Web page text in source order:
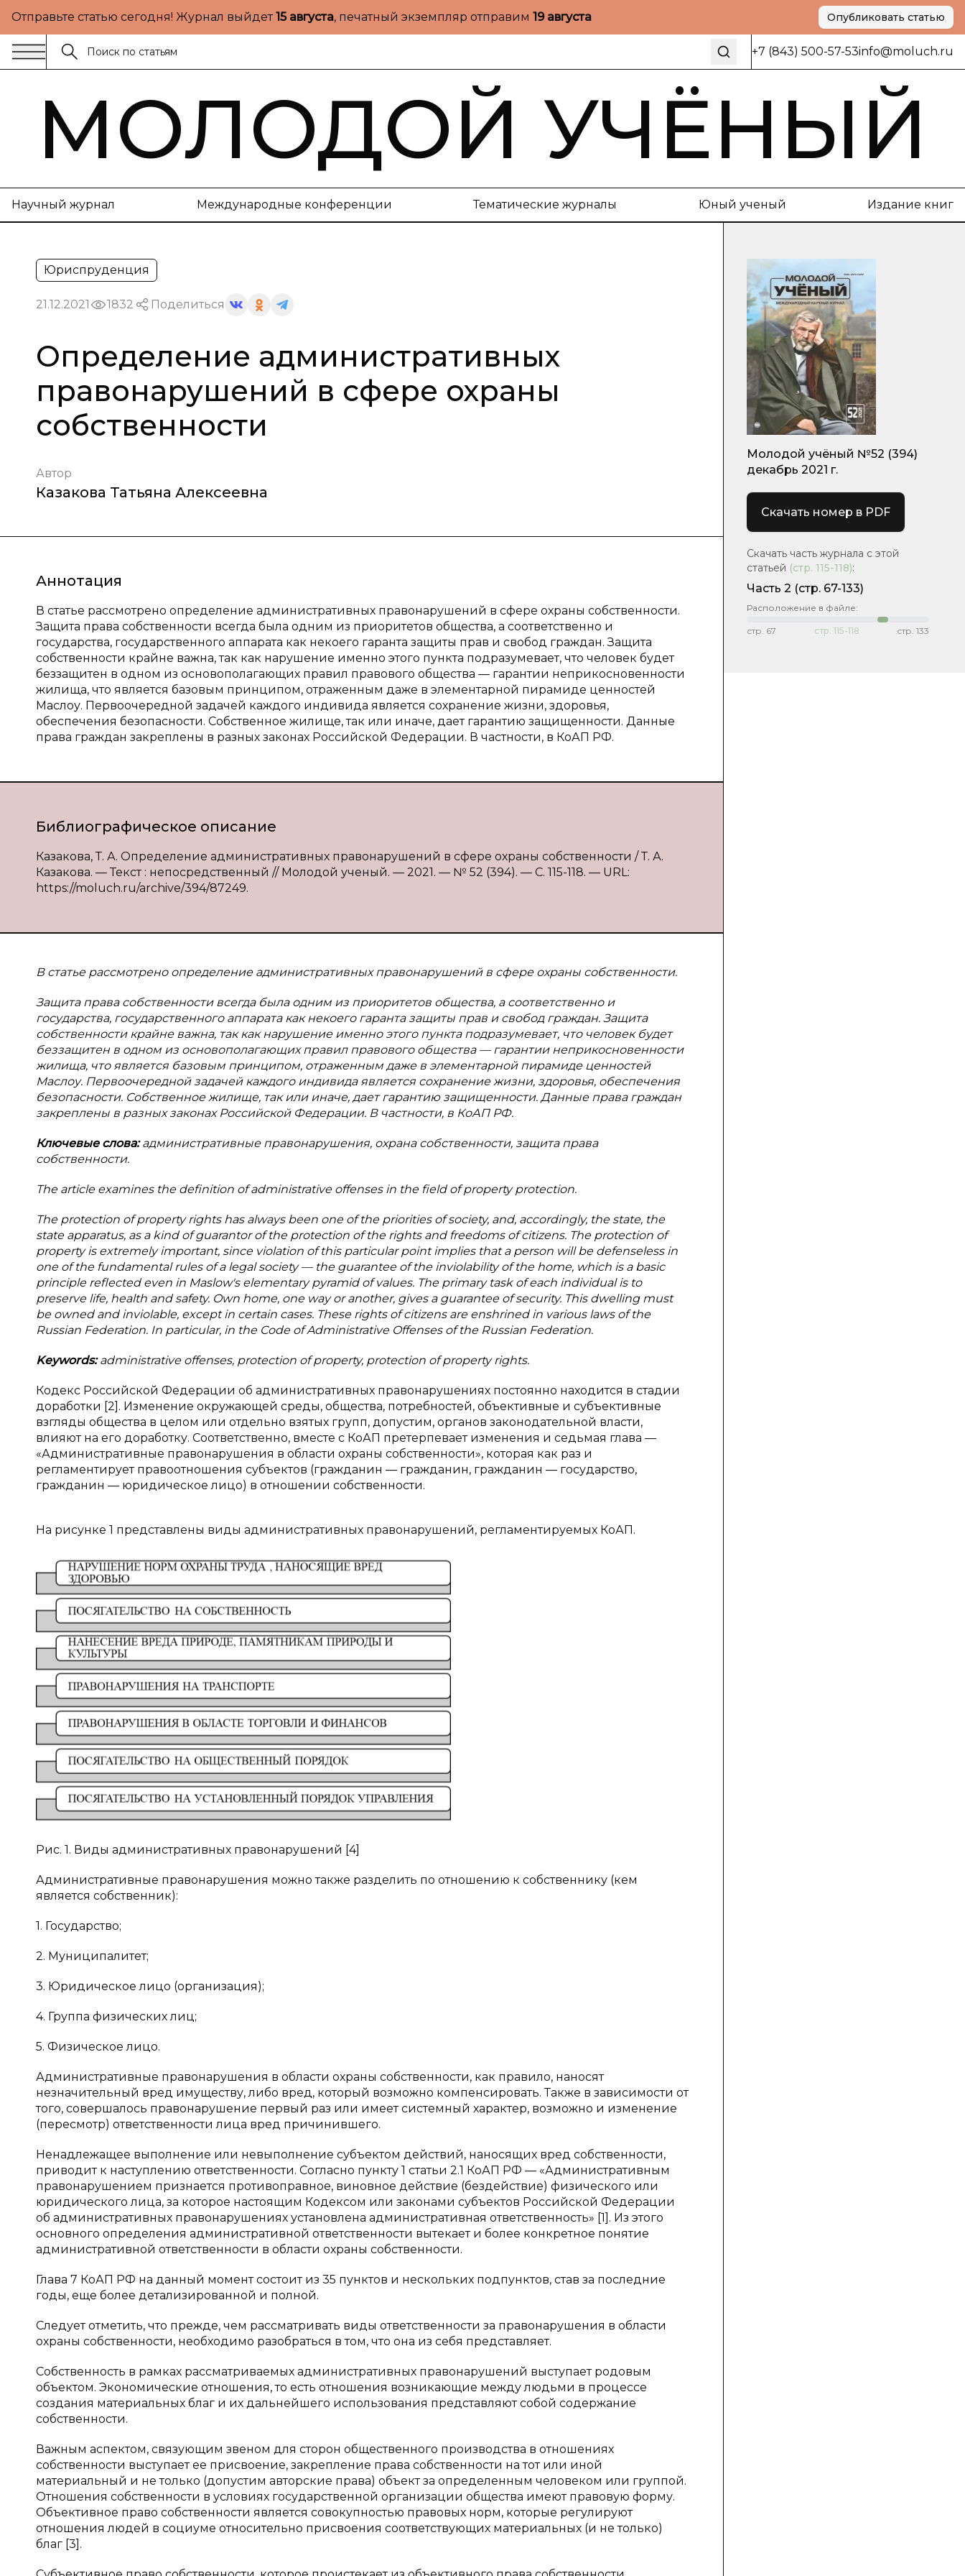
Отправьте статью сегодня! Журнал выйдет15 августа, печатный экземпляр отправим 19 августа Опубликовать статью
+7 (843) 500-57-53info@moluch.ru
МОЛОДОЙ УЧЁНЫЙ
Научный журнал Международные конференции Тематические журналы Юный ученый Издание книг
Юриспруденция
21.12.2021 1832 Поделиться
Определение административных
правонарушений в сфере охраны
собственности
Автор
Казакова Татьяна Алексеевна
Аннотация
В статье рассмотрено определение административных правонарушений в сфере охраны собственности.
Защита права собственности всегда была одним из приоритетов общества, а соответственно и
государства, государственного аппарата как некоего гаранта защиты прав и свобод граждан. Защита
собственности крайне важна, так как нарушение именно этого пункта подразумевает, что человек будет
беззащитен в одном из основополагающих правил правового общества — гарантии неприкосновенности
жилища, что является базовым принципом, отраженным даже в элементарной пирамиде ценностей
Маслоу. Первоочередной задачей каждого индивида является сохранение жизни, здоровья,
обеспечения безопасности. Собственное жилище, так или иначе, дает гарантию защищенности. Данные
права граждан закреплены в разных законах Российской Федерации. В частности, в КоАП РФ.
Библиографическое описание
Казакова, Т. А. Определение административных правонарушений в сфере охраны собственности / Т. А.
Казакова. — Текст : непосредственный // Молодой ученый. — 2021. — № 52 (394). — С. 115-118. — URL:
https://moluch.ru/archive/394/87249.
В статье рассмотрено определение административных правонарушений в сфере охраны собственности.
Защита права собственности всегда была одним из приоритетов общества, а соответственно и
государства, государственного аппарата как некоего гаранта защиты прав и свобод граждан. Защита
собственности крайне важна, так как нарушение именно этого пункта подразумевает, что человек будет
беззащитен в одном из основополагающих правил правового общества — гарантии неприкосновенности
жилища, что является базовым принципом, отраженным даже в элементарной пирамиде ценностей
Маслоу. Первоочередной задачей каждого индивида является сохранение жизни, здоровья, обеспечения
безопасности. Собственное жилище, так или иначе, дает гарантию защищенности. Данные права граждан
закреплены в разных законах Российской Федерации. В частности, в КоАП РФ.
Ключевые слова:административные правонарушения, охрана собственности, защита права
собственности.
The article examines the definition of administrative offenses in the field of property protection.
The protection of property rights has always been one of the priorities of society, and, accordingly, the state, the
state apparatus, as a kind of guarantor of the protection of the rights and freedoms of citizens. The protection of
property is extremely important, since violation of this particular point implies that a person will be defenseless in
one of the fundamental rules of a legal society — the guarantee of the inviolability of the home, which is a basic
principle reflected even in Maslow's elementary pyramid of values. The primary task of each individual is to
preserve life, health and safety. Own home, one way or another, gives a guarantee of security. This dwelling must
be owned and inviolable, except in certain cases. These rights of citizens are enshrined in various laws of the
Russian Federation. In particular, in the Code of Administrative Offenses of the Russian Federation.
Keywords:administrative offenses, protection of property, protection of property rights.
Кодекс Российской Федерации об административных правонарушениях постоянно находится в стадии
доработки [2]. Изменение окружающей среды, общества, потребностей, объективные и субъективные
взгляды общества в целом или отдельно взятых групп, допустим, органов законодательной власти,
влияют на его доработку. Соответственно, вместе с КоАП претерпевает изменения и седьмая глава —
«Административные правонарушения в области охраны собственности», которая как раз и
регламентирует правоотношения субъектов (гражданин — гражданин, гражданин — государство,
гражданин — юридическое лицо) в отношении собственности.
На рисунке 1 представлены виды административных правонарушений, регламентируемых КоАП.
Рис. 1. Виды административных правонарушений [4]
Административные правонарушения можно также разделить по отношению к собственнику (кем
является собственник):
1. Государство;
2. Муниципалитет;
3. Юридическое лицо (организация);
4. Группа физических лиц;
5. Физическое лицо.
Административные правонарушения в области охраны собственности, как правило, наносят
незначительный вред имуществу, либо вред, который возможно компенсировать. Также в зависимости от
того, совершалось правонарушение первый раз или имеет системный характер, возможно и изменение
(пересмотр) ответственности лица вред причинившего.
Ненадлежащее выполнение или невыполнение субъектом действий, наносящих вред собственности,
приводит к наступлению ответственности. Согласно пункту 1 статьи 2.1 КоАП РФ — «Административным
правонарушением признается противоправное, виновное действие (бездействие) физического или
юридического лица, за которое настоящим Кодексом или законами субъектов Российской Федерации
об административных правонарушениях установлена административная ответственность» [1]. Из этого
основного определения административной ответственности вытекает и более конкретное понятие
административной ответственности в области охраны собственности.
Глава 7 КоАП РФ на данный момент состоит из 35 пунктов и нескольких подпунктов, став за последние
годы, еще более детализированной и полной.
Следует отметить, что прежде, чем рассматривать виды ответственности за правонарушения в области
охраны собственности, необходимо разобраться в том, что она из себя представляет.
Собственность в рамках рассматриваемых административных правонарушений выступает родовым
объектом. Экономические отношения, то есть отношения возникающие между людьми в процессе
создания материальных благ и их дальнейшего использования представляют собой содержание
собственности.
Важным аспектом, связующим звеном для сторон общественного производства в отношениях
собственности выступает ее присвоение, закрепление права собственности на тот или иной
материальный и не только (допустим авторские права) объект за определенным человеком или группой.
Отношения собственности в условиях государственной организации общества имеют правовую форму.
Объективное право собственности является совокупностью правовых норм, которые регулируют
отношения людей в социуме относительно присвоения соответствующих материальных (и не только)
благ [3].
Молодой учёный №52 (394)
декабрь 2021 г.
Скачать номер в PDF
Скачать часть журнала с этой
статьей (стр. 115-118):
Часть 2 (стр. 67-133)
Расположение в файле:
стр. 67 стр. 115-118 стр. 133